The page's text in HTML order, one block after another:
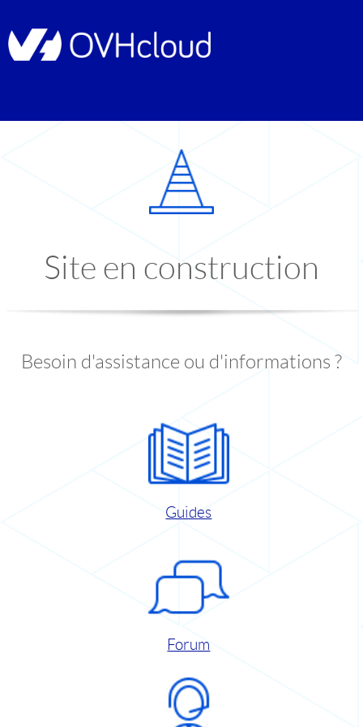
Site en construction
Besoin d'assistance ou d'informations ?
Guides
Forum